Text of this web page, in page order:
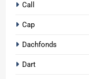
Call
Cap
Dachfonds
Dart